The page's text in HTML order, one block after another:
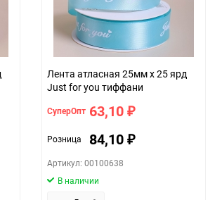
11f0-8cc6-b03af2b6059f
Лента атласная 25мм х 25 ярд
Just for you тиффани
СуперОпт 63,10 ₽
Розница 84,10 ₽
Артикул: 00100638
В наличии